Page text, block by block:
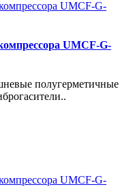
UMCF-G-
полугерметичные